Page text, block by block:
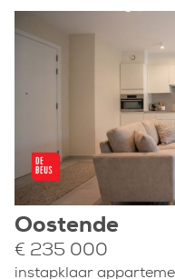
Oostende
€ 235 000
instapklaar